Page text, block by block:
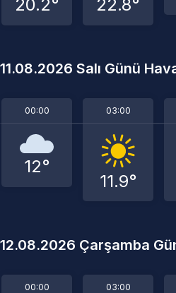
20.2° 22.8°
11.08.2026 Salı Günü
00:00
12°
03:00
11.9°
12.08.2026 Çarşamba
00:00 03:00